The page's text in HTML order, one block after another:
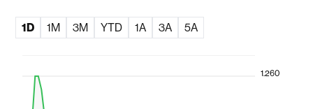
1D 1M 3M YTD 1A 3A 5A
1.260